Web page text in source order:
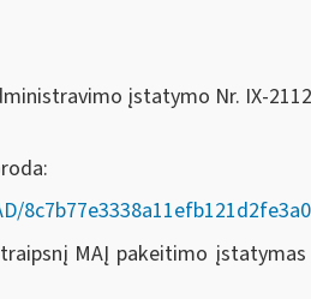
įstatymo Nr. IX-
MAĮ pakeitimo